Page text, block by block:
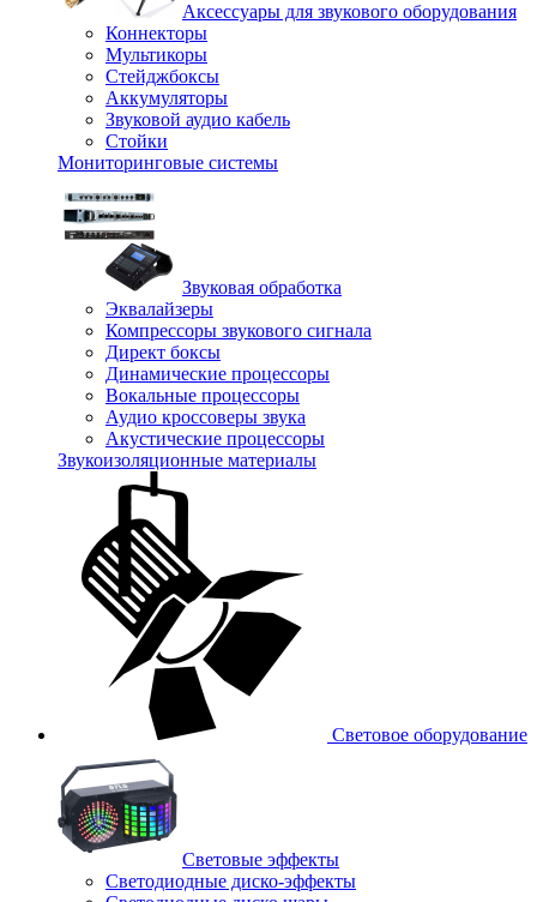
Аксессуары для звукового оборудования
Коннекторы
Мультикоры
Стейджбоксы
Аккумуляторы
Звуковой аудио кабель
Стойки
Мониторинговые системы
Звуковая обработка
Эквалайзеры
Компрессоры звукового сигнала
Директ боксы
Динамические процессоры
Вокальные процессоры
Аудио кроссоверы звука
Акустические процессоры
Звукоизоляционные материалы
Световое оборудование
Световые эффекты
Светодиодные диско-эффекты